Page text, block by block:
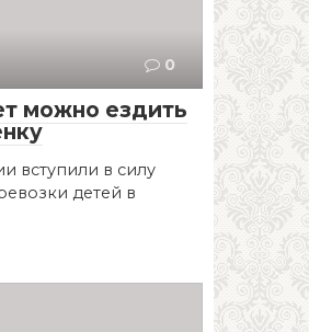
0
можно ездить
вступили в силу
детей в